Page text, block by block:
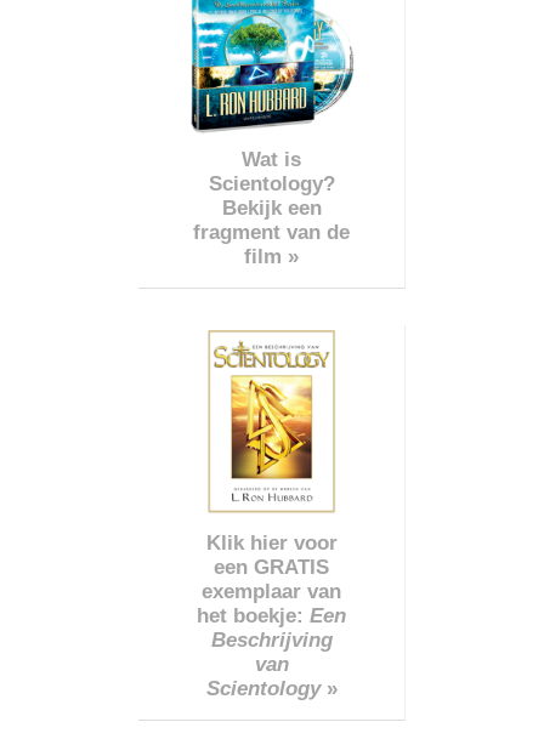
Wat is
Scientology?
Bekijk een
fragment van de
film »
Klik hier voor
een GRATIS
exemplaar van
het boekje: Een
Beschrijving
van
Scientology»